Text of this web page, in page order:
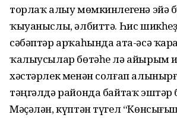
торлаҡ алыу мөмкинлегенә эйә
ҡыуаныслы, әлбиттә. Һис
сәбәптәр арҡаһында ата-әсә
ҡалыусылар бөтәһе лә айырым
хәстәрлек менән солғап
тәңгәлдә районда байтаҡ
Мәҫәлән, күптән түгел